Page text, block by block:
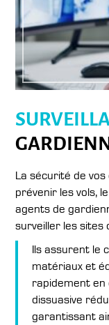
La sécurité de
prévenir les vols,
agents de
surveiller les sites
Ils assurent le
matériaux et
rapidement en
dissuasive
garantissant